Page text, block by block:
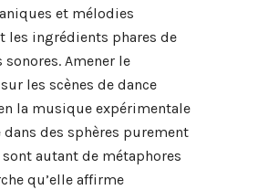
et mélodies
les ingrédients phares de
Amener le
les scènes de dance
la musique expérimentale
des sphères purement
autant de métaphores
qu’elle affirme